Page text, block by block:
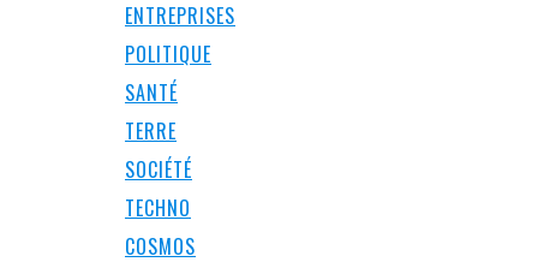
ENTREPRISES
POLITIQUE
SANTÉ
TERRE
SOCIÉTÉ
TECHNO
COSMOS